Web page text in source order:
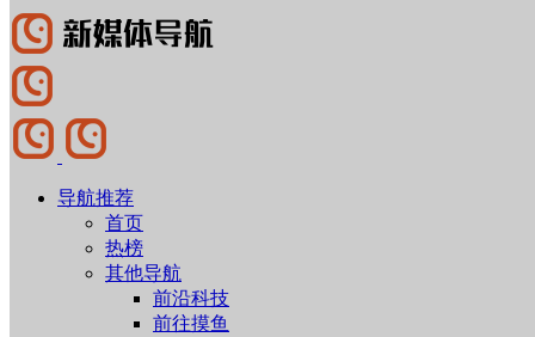
导航推荐
首页
热榜
其他导航
前沿科技
前往摸鱼